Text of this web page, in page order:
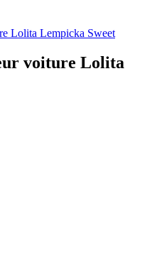
voiture Lolita